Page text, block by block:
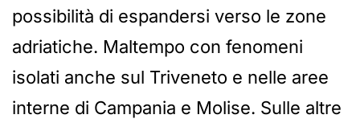
possibilità di espandersi verso le zone
adriatiche. Maltempo con fenomeni
isolati anche sul Triveneto e nelle aree
interne di Campania e Molise. Sulle altre